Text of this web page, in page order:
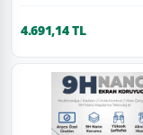
4.691,14 TL